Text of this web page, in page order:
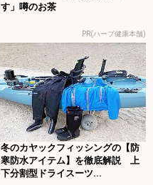
す」噂のお茶
PR(ハーブ健康本舗)
冬のカヤックフィッシングの【防
寒防水アイテム】を徹底解説 上
下分割型ドライスーツ...